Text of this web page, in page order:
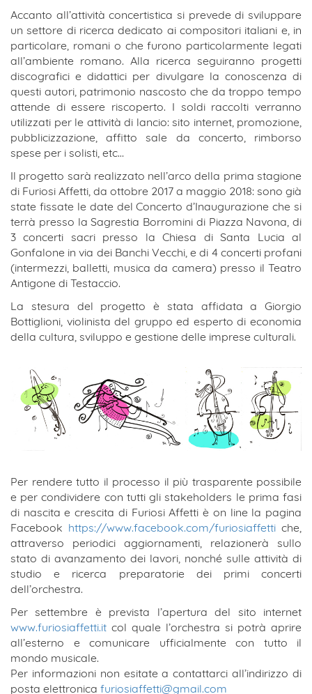
Accanto all’attività concertistica si prevede di sviluppare
un settore di ricerca dedicato ai compositori italiani e, in
particolare, romani o che furono particolarmente legati
all’ambiente romano. Alla ricerca seguiranno progetti
discografici e didattici per divulgare la conoscenza di
questi autori, patrimonio nascosto che da troppo tempo
attende di essere riscoperto. I soldi raccolti verranno
utilizzati per le attività di lancio: sito internet, promozione,
pubblicizzazione, affitto sale da concerto, rimborso
spese per i solisti, etc…
Il progetto sarà realizzato nell’arco della prima stagione
di Furiosi Affetti, da ottobre 2017 a maggio 2018: sono già
state fissate le date del Concerto d’Inaugurazione che si
terrà presso la Sagrestia Borromini di Piazza Navona, di
3 concerti sacri presso la Chiesa di Santa Lucia al
Gonfalone in via dei Banchi Vecchi, e di 4 concerti profani
(intermezzi, balletti, musica da camera) presso il Teatro
Antigone di Testaccio.
La stesura del progetto è stata affidata a Giorgio
Bottiglioni, violinista del gruppo ed esperto di economia
della cultura, sviluppo e gestione delle imprese culturali.
Per rendere tutto il processo il più trasparente possibile
e per condividere con tutti gli stakeholders le prima fasi
di nascita e crescita di Furiosi Affetti è on line la pagina
Facebook https://www.facebook.com/furiosiaffetti che,
attraverso periodici aggiornamenti, relazionerà sullo
stato di avanzamento dei lavori, nonché sulle attività di
studio e ricerca preparatorie dei primi concerti
dell’orchestra.
Per settembre è prevista l’apertura del sito internet
www.furiosiaffetti.it col quale l’orchestra si potrà aprire
all’esterno e comunicare ufficialmente con tutto il
mondo musicale.
Per informazioni non esitate a contattarci all’indirizzo di
posta elettronica furiosiaffetti@gmail.com